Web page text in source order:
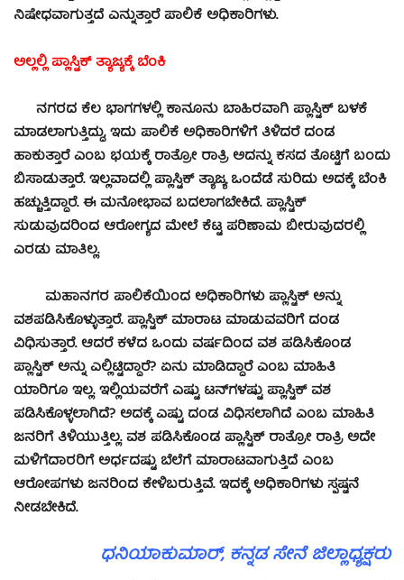
ನಿಷೇಧವಾಗುತ್ತದೆ ಎನ್ನುತ್ತಾರೆ ಪಾಲಿಕೆ ಅಧಿಕಾರಿಗಳು.
ಅಲ್ಲಲ್ಲಿ ಪ್ಲಾಸ್ಟಿಕ್ ತ್ಯಾಜ್ಯಕ್ಕೆ ಬೆಂಕಿ
ನಗರದ ಕೆಲ ಭಾಗಗಳಲ್ಲಿ ಕಾನೂನು ಬಾಹಿರವಾಗಿ ಪ್ಲಾಸ್ಟಿಕ್ ಬಳಕೆ
ಮಾಡಲಾಗುತ್ತಿದ್ದು, ಇದು ಪಾಲಿಕೆ ಅಧಿಕಾರಿಗಳಿಗೆ ತಿಳಿದರೆ ದಂಡ
ಹಾಕುತ್ತಾರೆ ಎಂಬ ಭಯಕ್ಕೆ ರಾತ್ರೋ ರಾತ್ರಿ ಅದನ್ನು ಕಸದ ತೊಟ್ಟಿಗೆ ಬಂದು
ಬಿಸಾಡುತ್ತಾರೆ. ಇಲ್ಲವಾದಲ್ಲಿ ಪ್ಲಾಸ್ಟಿಕ್ ತ್ಯಾಜ್ಯ ಒಂದೆಡೆ ಸುರಿದು ಅದಕ್ಕೆ ಬೆಂಕಿ
ಹಚ್ಚುತ್ತಿದ್ದಾರೆ. ಈ ಮನೋಭಾವ ಬದಲಾಗಬೇಕಿದೆ. ಪ್ಲಾಸ್ಟಿಕ್
ಸುಡುವುದರಿಂದ ಆರೋಗ್ಯದ ಮೇಲೆ ಕೆಟ್ಟ ಪರಿಣಾಮ ಬೀರುವುದರಲ್ಲಿ
ಎರಡು ಮಾತಿಲ್ಲ.
ಮಹಾನಗರ ಪಾಲಿಕೆಯಿಂದ ಅಧಿಕಾರಿಗಳು ಪ್ಲಾಸ್ಟಿಕ್ ಅನ್ನು
ವಶಪಡಿಸಿಕೊಳ್ಳುತ್ತಾರೆ. ಪ್ಲಾಸ್ಟಿಕ್ ಮಾರಾಟ ಮಾಡುವವರಿಗೆ ದಂಡ
ವಿಧಿಸುತ್ತಾರೆ. ಆದರೆ ಕಳೆದ ಒಂದು ವರ್ಷದಿಂದ ವಶ ಪಡಿಸಿಕೊಂಡ
ಪ್ಲಾಸ್ಟಿಕ್ ಅನ್ನು ಎಲ್ಲಿಟ್ಟಿದ್ದಾರೆ? ಏನು ಮಾಡಿದ್ದಾರೆ ಎಂಬ ಮಾಹಿತಿ
ಯಾರಿಗೂ ಇಲ್ಲ. ಇಲ್ಲಿಯವರೆಗೆ ಎಷ್ಟು ಟನ್‍ಗಳಷ್ಟು ಪ್ಲಾಸ್ಟಿಕ್ ವಶ
ಪಡಿಸಿಕೊಳ್ಳಲಾಗಿದೆ? ಅದಕ್ಕೆ ಎಷ್ಟು ದಂಡ ವಿಧಿಸಲಾಗಿದೆ ಎಂಬ ಮಾಹಿತಿ
ಜನರಿಗೆ ತಿಳಿಯುತ್ತಿಲ್ಲ. ವಶ ಪಡಿಸಿಕೊಂಡ ಪ್ಲಾಸ್ಟಿಕ್ ರಾತ್ರೋ ರಾತ್ರಿ ಅದೇ
ಮಳಿಗೆದಾರರಿಗೆ ಅರ್ಧದಷ್ಟು ಬೆಲೆಗೆ ಮಾರಾಟವಾಗುತ್ತಿದೆ ಎಂಬ
ಆರೋಪಗಳು ಜನರಿಂದ ಕೇಳಿಬರುತ್ತಿವೆ. ಇದಕ್ಕೆ ಅಧಿಕಾರಿಗಳು ಸ್ಪಷ್ಟನೆ
ನೀಡಬೇಕಿದೆ.
ಧನಿಯಾಕುಮಾರ್, ಕನ್ನಡ ಸೇನೆ ಜಿಲ್ಲಾಧ್ಯಕ್ಷರು